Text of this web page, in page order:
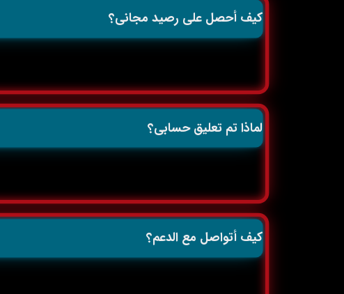
كيف أحصل على رصيد مجاني؟
لماذا تم تعليق حسابي؟
كيف أتواصل مع الدعم؟